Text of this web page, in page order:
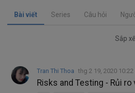
Bài viết Series Câu hỏi
Sắp
Tran Thi Thoa thg 2 19, 2020 10:22
Risks and Testing - Rủi ro